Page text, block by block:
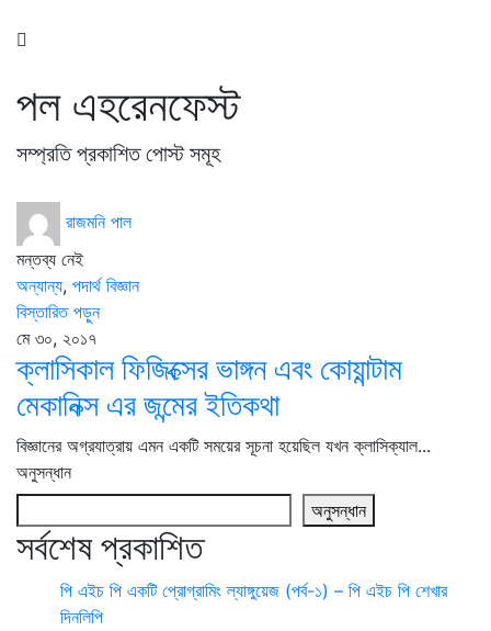
পল এহরেনফেস্ট
সম্প্রতি প্রকাশিত পোস্ট সমূহ
রাজমনি পাল
মন্তব্য নেই
অন্যান্য, পদার্থ বিজ্ঞান
বিস্তারিত পড়ুন
মে ৩০, ২০১৭
ক্লাসিকাল ফিজিক্সের ভাঙ্গন এবং কোয়ান্টাম
মেকানিক্স এর জন্মের ইতিকথা
বিজ্ঞানের অগ্রযাত্রায় এমন একটি সময়ের সূচনা হয়েছিল যখন ক্লাসিক্যাল...
অনুসন্ধান
অনুসন্ধান
সর্বশেষ প্রকাশিত
পি এইচ পি একটি প্রোগ্রামিং ল্যাঙ্গুয়েজ (পর্ব-১) – পি এইচ পি শেখার
দিনলিপি